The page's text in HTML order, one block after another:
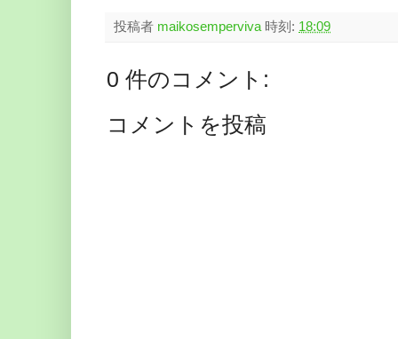
投稿者 maikosemperviva 時刻: 18:09
0 件のコメント:
コメントを投稿